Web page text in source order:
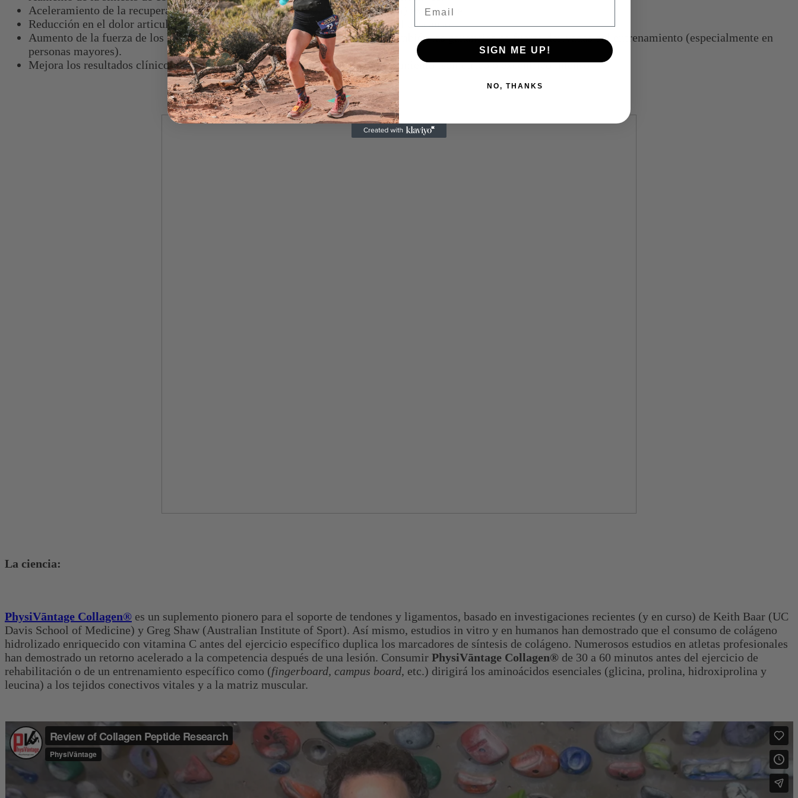
Aceleramiento de la recuperación del entrenamiento pliométrico (de potencia) extenuante.
Reducción en el dolor articular de deportistas durante el ejercicio y durante el descanso.
Aumento de la fuerza de los huesos, la hidratación y elasticidad de la piel, también las ganancias de fuerza derivadas del entrenamiento (especialmente en
personas mayores).
Mejora los resultados clínicos de las lesiones cuando se combina con entrenamiento isométrico o excéntrico intenso.
La ciencia:
PhysiVāntage Collagen® es un suplemento pionero para el soporte de tendones y ligamentos, basado en investigaciones recientes (y en curso) de Keith Baar (UC
Davis School of Medicine) y Greg Shaw (Australian Institute of Sport). Así mismo, estudios in vitro y en humanos han demostrado que el consumo de colágeno
hidrolizado enriquecido con vitamina C antes del ejercicio específico duplica los marcadores de síntesis de colágeno. Numerosos estudios en atletas profesionales
han demostrado un retorno acelerado a la competencia después de una lesión. Consumir PhysiVāntage Collagen® de 30 a 60 minutos antes del ejercicio de
rehabilitación o de un entrenamiento específico como (fingerboard, campus board, etc.) dirigirá los aminoácidos esenciales (glicina, prolina, hidroxiprolina y
leucina) a los tejidos conectivos vitales y a la matriz muscular.
SIGN ME UP!
NO, THANKS